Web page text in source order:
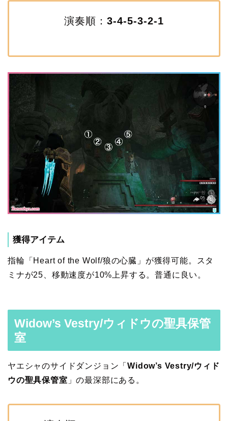
演奏順： 3-4-5-3-2-1
獲得アイテム
指輪「Heart of the Wolf/狼の心臓」が獲得可能。スタ
ミナが25、移動速度が10%上昇する。普通に良い。
Widow’s Vestry/ウィドウの聖具保管
室
ヤエシャのサイドダンジョン「Widow’s Vestry/ウィド
ウの聖具保管室 」の最深部にある。